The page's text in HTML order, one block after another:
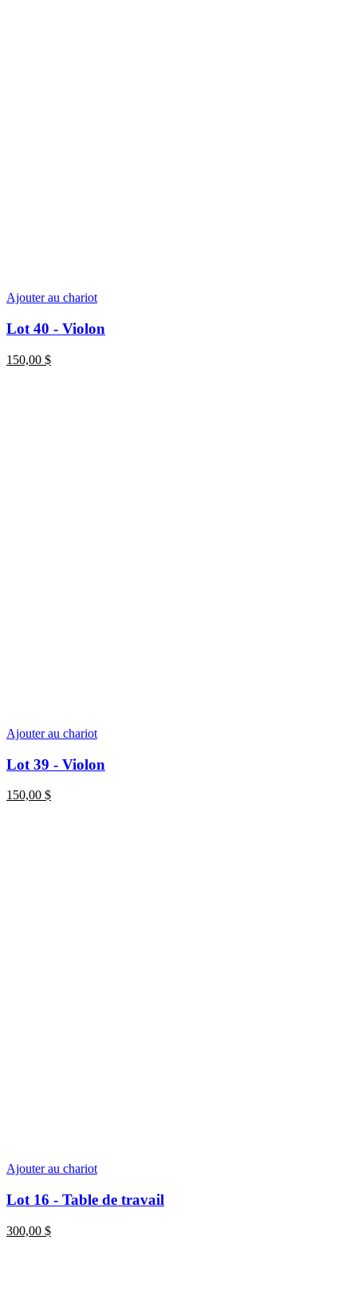
Ajouter au chariot
Lot 40 - Violon
150,00 $
Ajouter au chariot
Lot 39 - Violon
150,00 $
Ajouter au chariot
Lot 16 - Table de travail
300,00 $